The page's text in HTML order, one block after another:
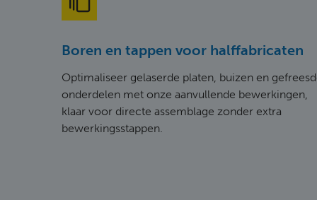
Boren en tappen voor halffabricaten
Optimaliseer gelaserde platen, buizen en
onderdelen met onze aanvullende bewerkingen,
klaar voor directe assemblage zonder extra
bewerkingsstappen.